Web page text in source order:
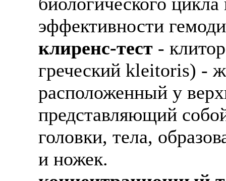
эффективности
клиренс-тест -
греческий kleitoris) -
расположенный у
представляющий
головки, тела,
и ножек.